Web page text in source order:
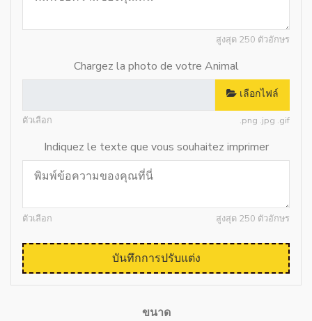
สูงสุด 250 ตัวอักษร
Chargez la photo de votre Animal
เลือกไฟล์
ตัวเลือก .png .jpg .gif
Indiquez le texte que vous souhaitez imprimer
ตัวเลือก สูงสุด 250 ตัวอักษร
บันทึกการปรับแต่ง
ขนาด